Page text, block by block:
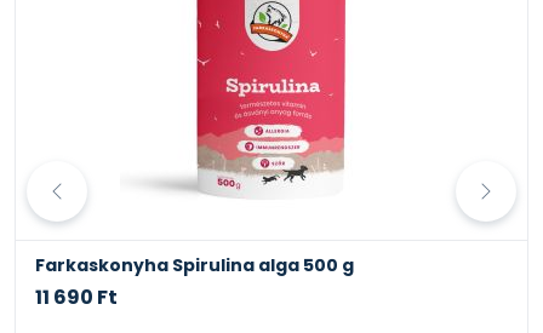
Farkaskonyha Spirulina alga 500 g
11 690 Ft